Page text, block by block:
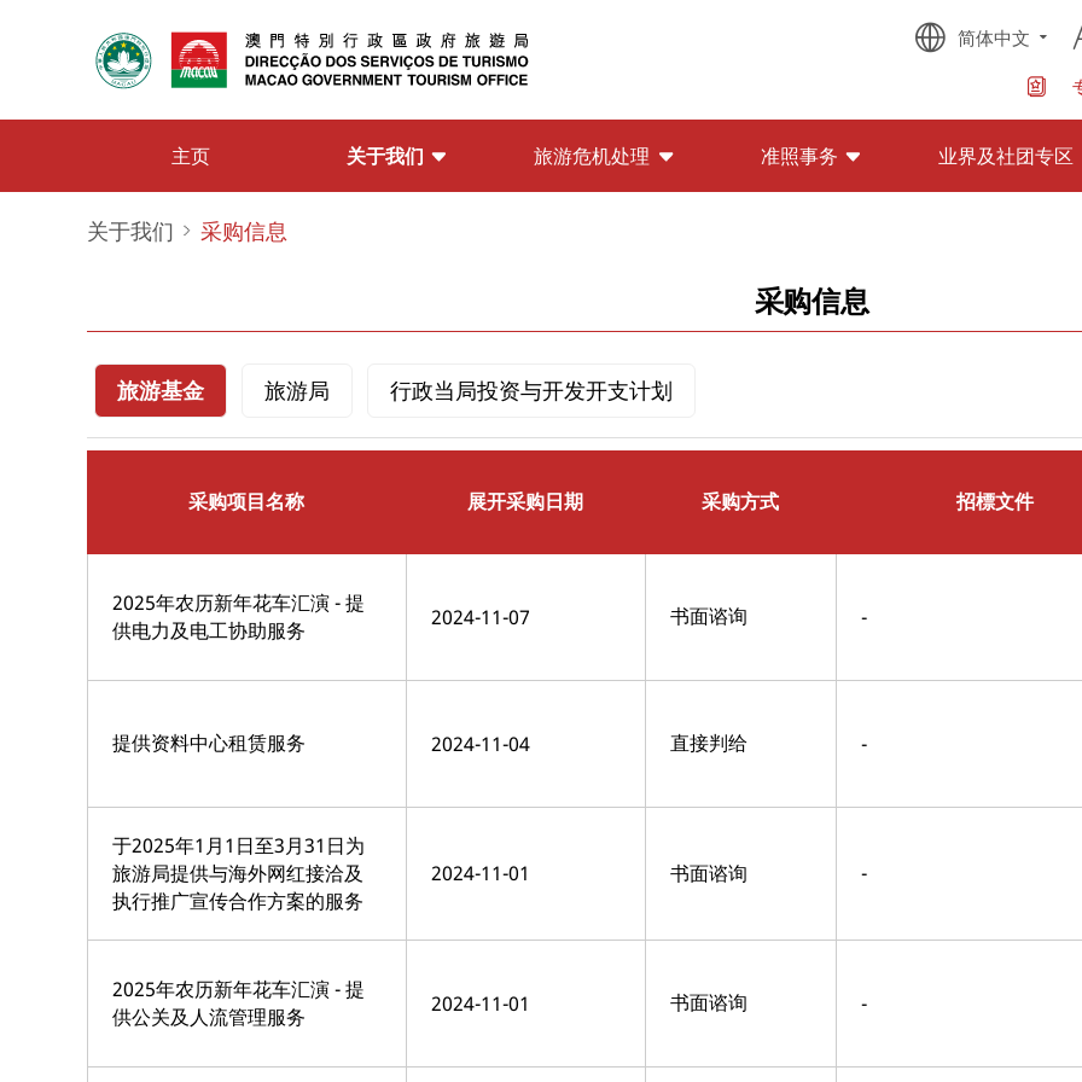
简体中文
主页 关于我们 旅游危机处理 准照事务 业界及社团专区
关于我们 采购信息
采购信息
旅游基金 旅游局 行政当局投资与开发开支计划
采购项目名称 展开采购日期 采购方式 招標文件
2025年农历新年花车汇演 - 提
供电力及电工协助服务
2024-11-07 书面谘询 -
提供资料中心租赁服务 2024-11-04 直接判给 -
于2025年1月1日至3月31日为
旅游局提供与海外网红接洽及
执行推广宣传合作方案的服务
2024-11-01 书面谘询 -
2025年农历新年花车汇演 - 提
供公关及人流管理服务
2024-11-01 书面谘询 -